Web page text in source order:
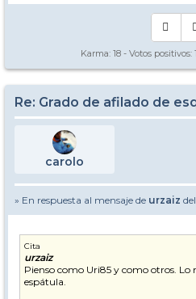
Karma: 18 - Votos positivos: 1
Re: Grado de afilado de
carolo
» En respuesta al mensaje de urzaiz
Cita
urzaiz
Pienso como Uri85 y como otros.
espátula.